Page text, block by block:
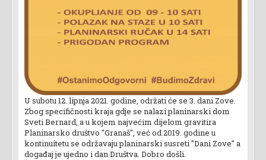
U subotu 12. lipnja 2021. godine, održati će se 3. dani Zove.
Zbog specifičnosti kraja gdje se nalazi planinarski dom
Sveti Bernard, a u kojem najvećim dijelom gravitira
Planinarsko društvo "Granaš", već od 2019. godine u
kontinuitetu se održavaju planinarski susreti "Dani Zove" a
događaj je ujedno i dan Društva. Dobro došli.